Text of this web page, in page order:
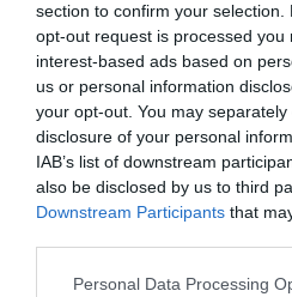
section to confirm your
opt-out request is processed you
interest-based ads based on
us or personal information
your opt-out. You may
disclosure of your personal
IAB’s list of downstream
also be disclosed by us to third
Downstream Participants that
Personal Data Processing
Σχετικά Άρθρα